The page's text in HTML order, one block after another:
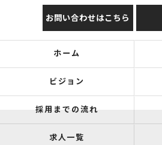
お問い合わせはこちら
ホーム
ビジョン
採用までの流れ
求人一覧